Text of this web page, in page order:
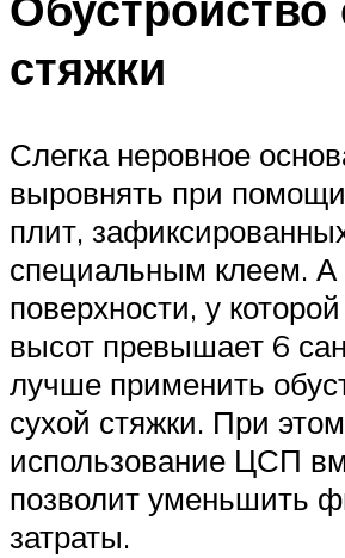
стяжки
Слегка неровное
выровнять при
плит,
специальным клеем. А
поверхности, у
высот превышает 6
лучше применить
сухой стяжки. При этом
использование ЦСП
позволит уменьшить
затраты.